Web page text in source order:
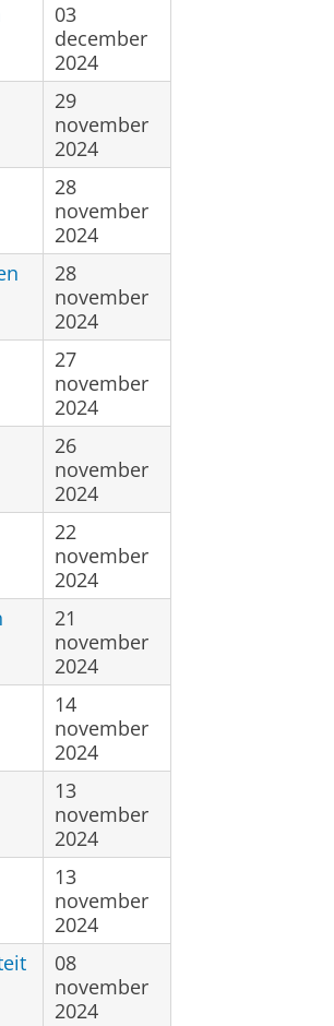
03
december
2024
29
november
2024
28
november
2024
28
november
2024
27
november
2024
26
november
2024
22
november
2024
21
november
2024
14
november
2024
13
november
2024
13
november
2024
08
november
2024